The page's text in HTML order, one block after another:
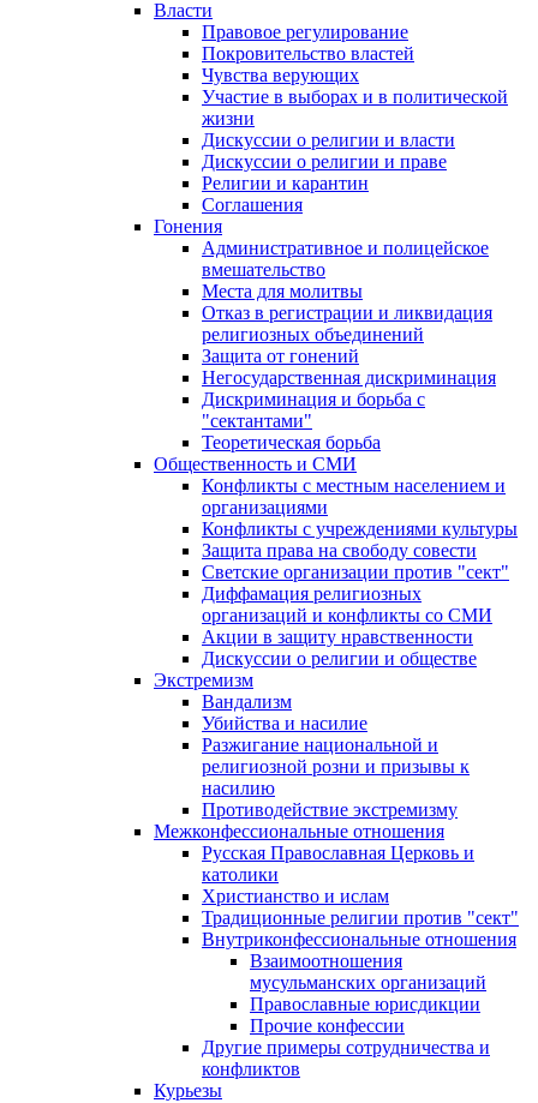
Власти
Правовое регулирование
Покровительство властей
Чувства верующих
Участие в выборах и в политической
жизни
Дискуссии о религии и власти
Дискуссии о религии и праве
Религии и карантин
Соглашения
Гонения
Административное и полицейское
вмешательство
Места для молитвы
Отказ в регистрации и ликвидация
религиозных объединений
Защита от гонений
Негосударственная дискриминация
Дискриминация и борьба с
"сектантами"
Теоретическая борьба
Общественность и СМИ
Конфликты с местным населением и
организациями
Конфликты с учреждениями культуры
Защита права на свободу совести
Светские организации против "сект"
Диффамация религиозных
организаций и конфликты со СМИ
Акции в защиту нравственности
Дискуссии о религии и обществе
Экстремизм
Вандализм
Убийства и насилие
Разжигание национальной и
религиозной розни и призывы к
насилию
Противодействие экстремизму
Межконфессиональные отношения
Русская Православная Церковь и
католики
Христианство и ислам
Традиционные религии против "сект"
Внутриконфессиональные отношения
Взаимоотношения
мусульманских организаций
Православные юрисдикции
Прочие конфессии
Другие примеры сотрудничества и
конфликтов
Курьезы